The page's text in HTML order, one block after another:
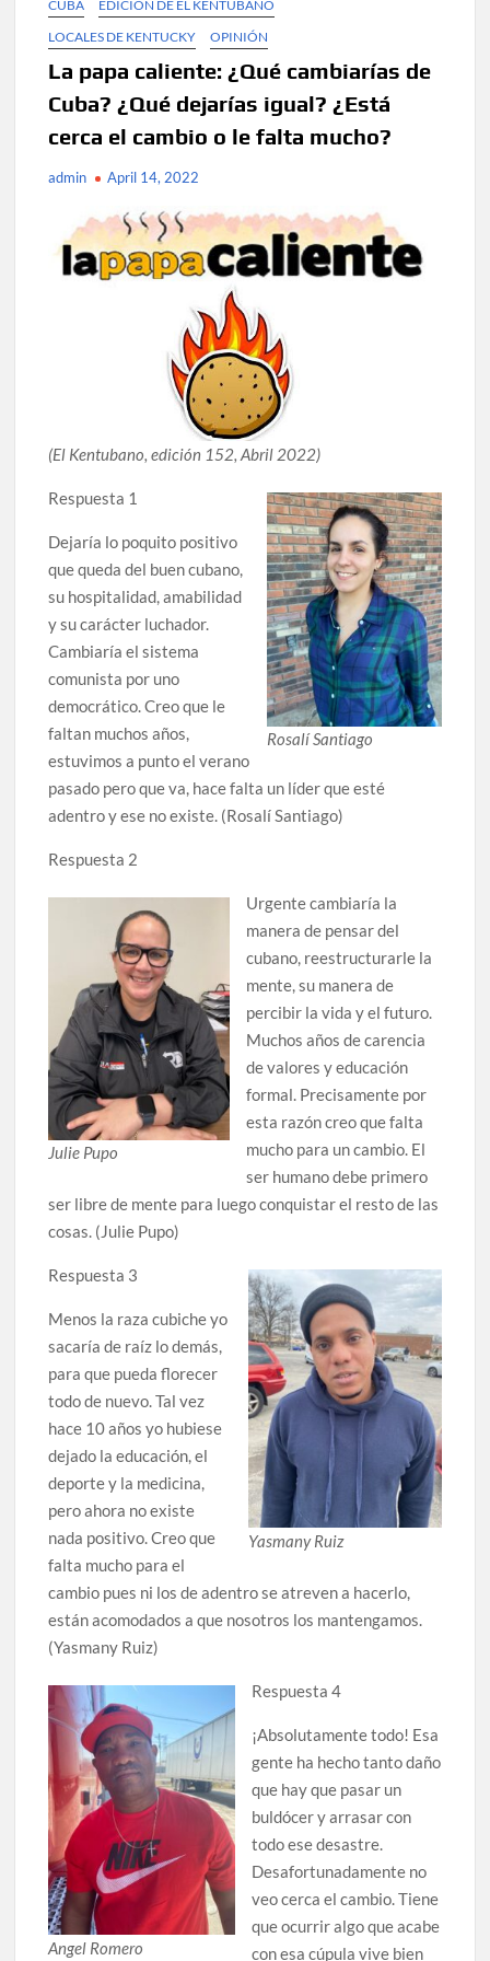
CUBA
EDICIÓN DE EL KENTUBANO
LOCALES DE KENTUCKY
OPINIÓN
La papa caliente: ¿Qué cambiarías de
Cuba? ¿Qué dejarías igual? ¿Está
cerca el cambio o le falta mucho?
admin April 14, 2022
(El Kentubano, edición 152, Abril 2022)
Rosalí Santiago
Respuesta 1
Dejaría lo poquito positivo
que queda del buen cubano,
su hospitalidad, amabilidad
y su carácter luchador.
Cambiaría el sistema
comunista por uno
democrático. Creo que le
faltan muchos años,
estuvimos a punto el verano
pasado pero que va, hace falta un líder que esté
adentro y ese no existe. (Rosalí Santiago)
Respuesta 2
Julie Pupo
Urgente cambiaría la
manera de pensar del
cubano, reestructurarle la
mente, su manera de
percibir la vida y el futuro.
Muchos años de carencia
de valores y educación
formal. Precisamente por
esta razón creo que falta
mucho para un cambio. El
ser humano debe primero
ser libre de mente para luego conquistar el resto de las
cosas. (Julie Pupo)
Yasmany Ruiz
Respuesta 3
Menos la raza cubiche yo
sacaría de raíz lo demás,
para que pueda florecer
todo de nuevo. Tal vez
hace 10 años yo hubiese
dejado la educación, el
deporte y la medicina,
pero ahora no existe
nada positivo. Creo que
falta mucho para el
cambio pues ni los de adentro se atreven a hacerlo,
están acomodados a que nosotros los mantengamos.
(Yasmany Ruiz)
Angel Romero
Respuesta 4
¡Absolutamente todo! Esa
gente ha hecho tanto daño
que hay que pasar un
buldócer y arrasar con
todo ese desastre.
Desafortunadamente no
veo cerca el cambio. Tiene
que ocurrir algo que acabe
con esa cúpula vive bien